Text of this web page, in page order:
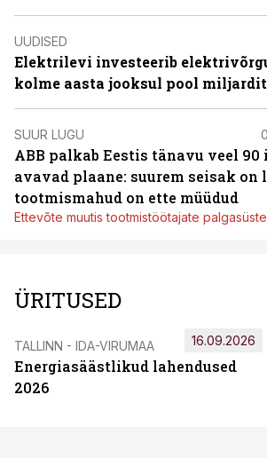
UUDISED
Elektrilevi investeerib
kolme aasta jooksul pool
SUUR LUGU
ABB palkab Eestis tänavu veel
avavad plaane: suurem seisak on
tootmismahud on ette müüdud
Ettevõte muutis tootmistöötajate
ÜRITUSED
TALLINN - IDA-VIRUMAA
Energiasäästlikud lahendused
2026
16.09.2026